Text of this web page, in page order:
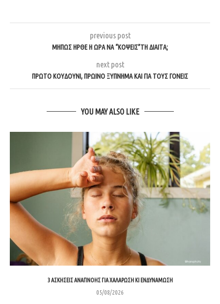
previous post
ΜΗΠΩΣ ΗΡΘΕ Η ΩΡΑ ΝΑ “ΚΟΨΕΙΣ”ΤΗ ΔΙΑΙΤΑ;
next post
ΠΡΩΤΟ ΚΟΥΔΟΥΝΙ, ΠΡΩΙΝΟ ΞΥΠΝΗΜΑ ΚΑΙ ΓΙΑ ΤΟΥΣ ΓΟΝΕΙΣ
YOU MAY ALSO LIKE
3 ΑΣΚΉΣΕΙΣ ΑΝΑΠΝΟΉΣ ΓΙΑ ΧΑΛΆΡΩΣΗ ΚΙ ΕΝΔΥΝΆΜΩΣΗ
05/08/2026